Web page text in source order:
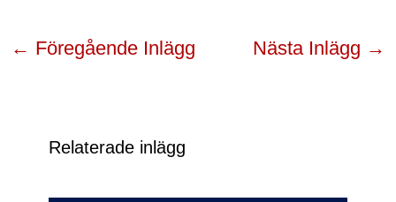
← Föregående Inlägg Nästa Inlägg →
Relaterade inlägg